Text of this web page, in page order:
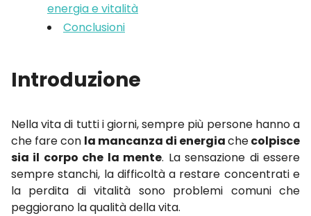
energia e vitalità
Conclusioni
Introduzione
Nella vita di tutti i giorni, sempre più persone hanno a
che fare con la mancanza di energiachecolpisce
sia il corpo che la mente. La sensazione di essere
sempre stanchi, la difficoltà a restare concentrati e
la perdita di vitalità sono problemi comuni che
peggiorano la qualità della vita.